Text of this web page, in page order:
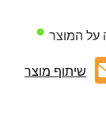
על המוצר
שיתוף מוצר